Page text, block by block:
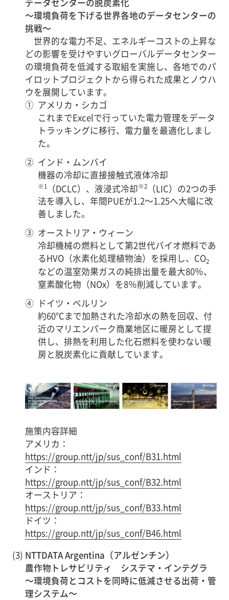
～環境負荷を下げる世界各地のデータセンターの
挑戦～
世界的な電力不足、エネルギーコストの上昇な
どの影響を受けやすいグローバルデータセンター
の環境負荷を低減する取組を実施し、各地でのパ
イロットプロジェクトから得られた成果とノウハ
ウを展開しています。
① アメリカ・シカゴ
これまでExcelで行っていた電力管理をデータ
トラッキングに移行、電力量を最適化しまし
た。
② インド・ムンバイ
機器の冷却に直接接触式液体冷却
※1 （DCLC）、液浸式冷却※2
（LIC）の2つの手
法を導入し、年間PUEが1.2～1.25へ大幅に改
善しました。
③ オーストリア・ウィーン
冷却機械の燃料として第2世代バイオ燃料であ
るHVO（水素化処理植物油）を採用し、CO2
などの温室効果ガスの純排出量を最大80％、
窒素酸化物（NOx）を8％削減しています。
④ ドイツ・ベルリン
約60℃まで加熱された冷却水の熱を回収、付
近のマリエンパーク商業地区に暖房として提
供し、排熱を利用した化石燃料を使わない暖
房と脱炭素化に貢献しています。
施策内容詳細
アメリカ：
https://group.ntt/jp/sus_conf/B31.html
インド：
https://group.ntt/jp/sus_conf/B32.html
オーストリア：
https://group.ntt/jp/sus_conf/B33.html
ドイツ：
https://group.ntt/jp/sus_conf/B46.html
(3) NTTDATA Argentina（アルゼンチン）
農作物トレサビリティ システマ・インテグラ
～環境負荷とコストを同時に低減させる出荷・管
理システム～